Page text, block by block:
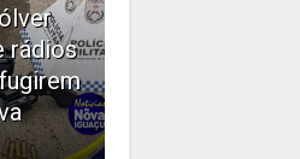
rádios